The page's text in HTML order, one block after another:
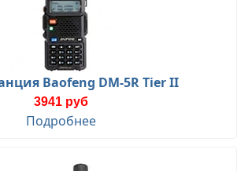
Baofeng DM-5R Tier II
3941 руб
Подробнее